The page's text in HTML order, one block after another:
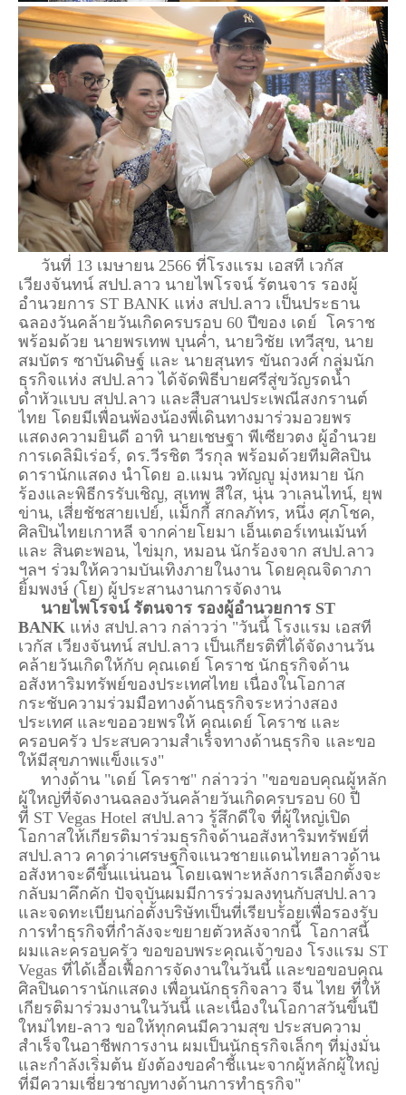
วันที่ 13 เมษายน 2566 ที่โรงแรม เอสที เวกัส
เวียงจันทน์ สปป.ลาว นายไพโรจน์ รัตนจาร รองผู้
อำนวยการ ST BANK แห่ง สปป.ลาว เป็นประธาน
ฉลองวันคล้ายวันเกิดครบรอบ 60 ปีของ เดย์ โคราช
พร้อมด้วย นายพรเทพ บุนค่ำ, นายวิชัย เทวีสุข, นาย
สมบัตร ซาบันดิษฐ์ และ นายสุนทร ขันถวงศ์ กลุ่มนัก
ธุรกิจแห่ง สปป.ลาว ได้จัดพิธีบายศรีสู่ขวัญรดน้ำ
ดำหัวแบบ สปป.ลาว และสืบสานประเพณีสงกรานต์
ไทย โดยมีเพื่อนพ้องน้องพี่เดินทางมาร่วมอวยพร
แสดงความยินดี อาทิ นายเชษฐา พีเซียวตง ผู้อำนวย
การเดลิมิเร่อร์, ดร.วีรชิต วีรกุล พร้อมด้วยทีมศิลปิน
ดารานักแสดง นำโดย อ.แมน วทัญญู มุ่งหมาย นัก
ร้องและพิธีกรรับเชิญ, สุเทพ สีใส, นุ่น วาเลนไทน์, ยุพ
ข่าน, เสี่ยชัชสายเปย์, แม็กกี้ สกลภัทร, หนึ่ง ศุภโชค,
ศิลปินไทยเกาหลี จากค่ายโยมา เอ็นเตอร์เทนเม้นท์
และ สินตะพอน, ไข่มุก, หมอน นักร้องจาก สปป.ลาว
ฯลฯ ร่วมให้ความบันเทิงภายในงาน โดยคุณจิดาภา
ยิ้มพงษ์ (โย) ผู้ประสานงานการจัดงาน
นายไพโรจน์ รัตนจาร รองผู้อำนวยการ ST
BANK แห่ง สปป.ลาว กล่าวว่า "วันนี้ โรงแรม เอสที
เวกัส เวียงจันทน์ สปป.ลาว เป็นเกียรติที่ได้จัดงานวัน
คล้ายวันเกิดให้กับ คุณเดย์ โคราช นักธุรกิจด้าน
อสังหาริมทรัพย์ของประเทศไทย เนื่องในโอกาส
กระชับความร่วมมือทางด้านธุรกิจระหว่างสอง
ประเทศ และขออวยพรให้ คุณเดย์ โคราช และ
ครอบครัว ประสบความสำเร็จทางด้านธุรกิจ และขอ
ให้มีสุขภาพแข็งแรง"
ทางด้าน "เดย์ โคราช" กล่าวว่า "ขอขอบคุณผู้หลัก
ผู้ใหญ่ที่จัดงานฉลองวันคล้ายวันเกิดครบรอบ 60 ปี
ที่ ST Vegas Hotel สปป.ลาว รู้สึกดีใจ ที่ผู้ใหญ่เปิด
โอกาสให้เกียรติมาร่วมธุรกิจด้านอสังหาริมทรัพย์ที่
สปป.ลาว คาดว่าเศรษฐกิจแนวชายแดนไทยลาวด้าน
อสังหาจะดีขึ้นแน่นอน โดยเฉพาะหลังการเลือกตั้งจะ
กลับมาคึกคัก ปัจจุบันผมมีการร่วมลงทุนกับสปป.ลาว
และจดทะเบียนก่อตั้งบริษัทเป็นที่เรียบร้อยเพื่อรองรับ
การทำธุรกิจที่กำลังจะขยายตัวหลังจากนี้ โอกาสนี้
ผมและครอบครัว ขอขอบพระคุณเจ้าของ โรงแรม ST
Vegas ที่ได้เอื้อเฟื้อการจัดงานในวันนี้ และขอขอบคุณ
ศิลปินดารานักแสดง เพื่อนนักธุรกิจลาว จีน ไทย ที่ให้
เกียรติมาร่วมงานในวันนี้ และเนื่องในโอกาสวันขึ้นปี
ใหม่ไทย-ลาว ขอให้ทุกคนมีความสุข ประสบความ
สำเร็จในอาชีพการงาน ผมเป็นนักธุรกิจเล็กๆ ที่มุ่งมั่น
และกำลังเริ่มต้น ยังต้องขอคำชี้แนะจากผู้หลักผู้ใหญ่
ที่มีความเชี่ยวชาญทางด้านการทำธุรกิจ"